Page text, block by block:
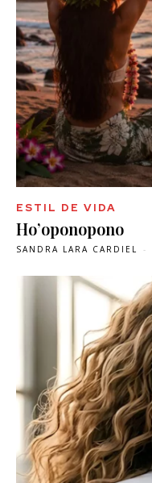
ESTIL DE VIDA
Ho’oponopono
SANDRA LARA CARDIEL -